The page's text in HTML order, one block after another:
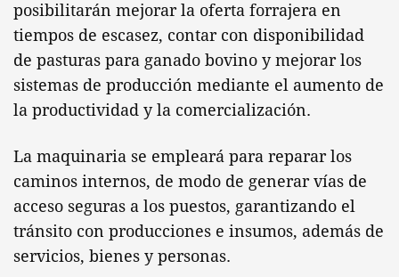
posibilitarán mejorar la oferta forrajera en
tiempos de escasez, contar con disponibilidad
de pasturas para ganado bovino y mejorar los
sistemas de producción mediante el aumento de
la productividad y la comercialización.
La maquinaria se empleará para reparar los
caminos internos, de modo de generar vías de
acceso seguras a los puestos, garantizando el
tránsito con producciones e insumos, además de
servicios, bienes y personas.